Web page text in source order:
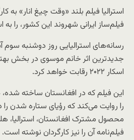
استرالیا فیلم بلند «وقت چیغ انار» به
فیلم‌ساز ایرانی شهروند این کشور، را به اسکار ۲۰۲۲
رسانه‌های استرالیایی روز دوشنبه سوم
جدیدترین اثر خانم موسوی در بخش
اسکار ۲۰۲۲ رقابت خواهد کرد.
را روایت می‌کند که رؤیای ستاره شدن را
محصول مشترک افغانستان، استرالیا،
فیلم‌نامه آن را نیز کارگردان نوشته است.